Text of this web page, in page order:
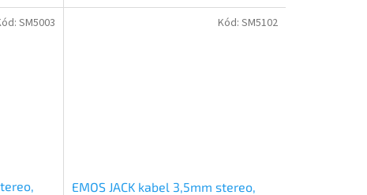
SM5003
EMOS JACK kabel 3,5mm stereo,
Kód: SM5102